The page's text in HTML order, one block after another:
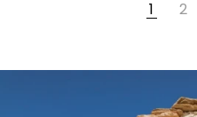
1 2